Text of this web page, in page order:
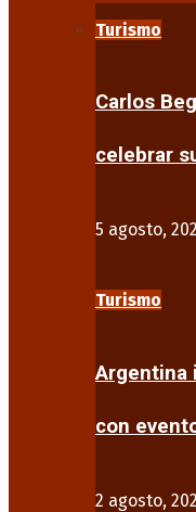
Turismo
Carlos
celebrar
5 agosto,
Turismo
Argentina
con
2 agosto,